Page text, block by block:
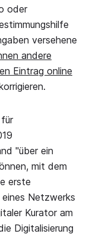
oder
versehene
andere
Eintrag online
"über ein
mit dem
erste
Netzwerks
Kurator am
Digitalisierung